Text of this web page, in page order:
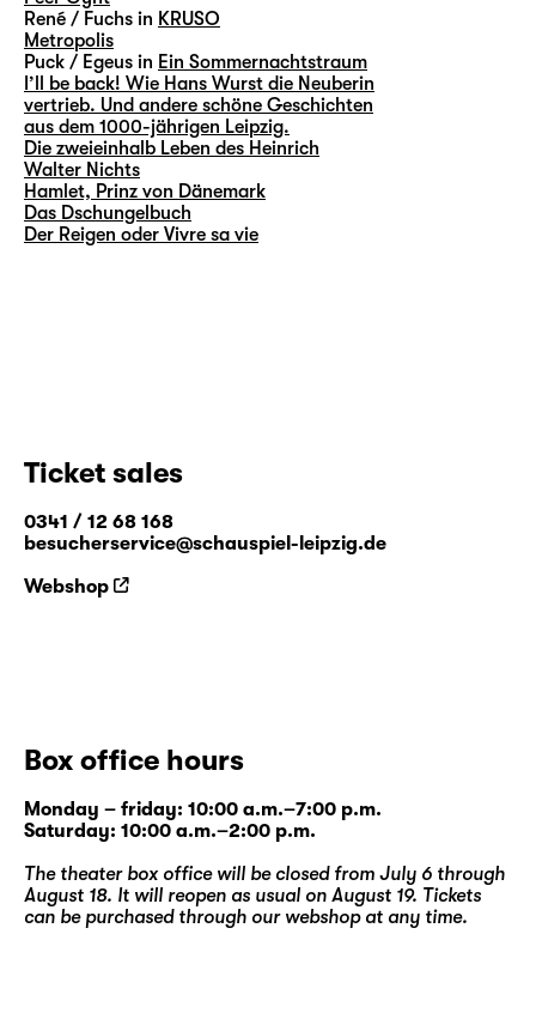
René / Fuchs in KRUSO
Metropolis
Puck / Egeus in Ein Sommernachtstraum
I’ll be back! Wie Hans Wurst die Neuberin
vertrieb. Und andere schöne Geschichten
aus dem 1000-jährigen Leipzig.
Die zweieinhalb Leben des Heinrich
Walter Nichts
Hamlet, Prinz von Dänemark
Das Dschungelbuch
Der Reigen oder Vivre sa vie
Ticket sales
0341 / 12 68 168
besucherservice@schauspiel-leipzig.de
Webshop
Box office hours
Monday – friday: 10:00 a.m.–7:00 p.m.
Saturday: 10:00 a.m.–2:00 p.m.
The theater box office will be closed from July 6 through
August 18. It will reopen as usual on August 19. Tickets
can be purchased through our webshopat any time.